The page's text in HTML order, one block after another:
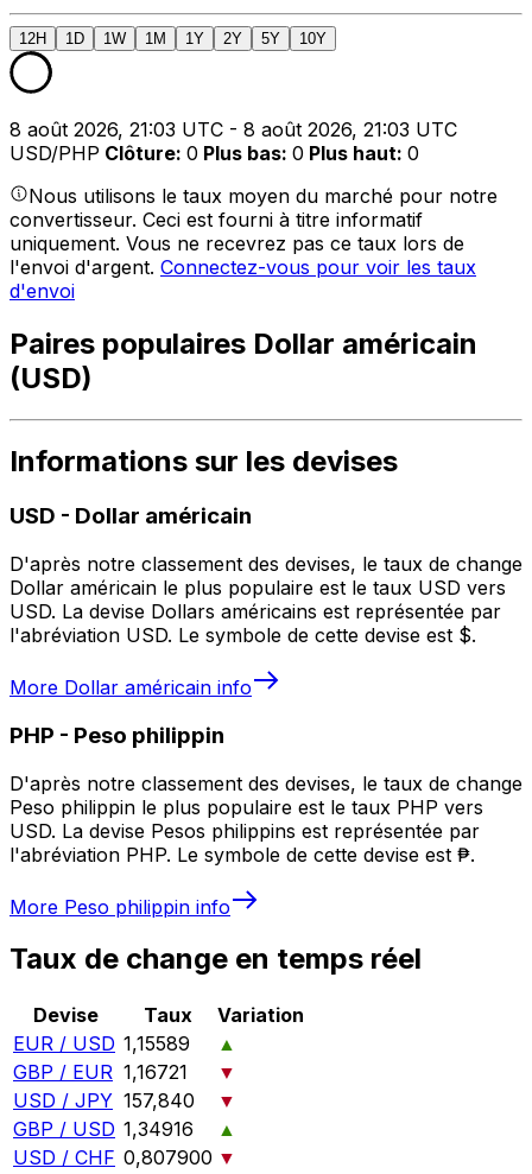
12H 1D 1W 1M 1Y 2Y 5Y 10Y
8 août 2026, 21:03 UTC - 8 août 2026, 21:03 UTC
USD/PHP Clôture: 0 Plus bas: 0 Plus haut: 0
Nous utilisons le taux moyen du marché pour notre
convertisseur. Ceci est fourni à titre informatif
uniquement. Vous ne recevrez pas ce taux lors de
l'envoi d'argent. Connectez-vous pour voir les taux
d'envoi
Paires populaires Dollar américain
(USD)
Informations sur les devises
USD - Dollar américain
D'après notre classement des devises, le taux de change
Dollar américain le plus populaire est le taux USD vers
USD. La devise Dollars américains est représentée par
l'abréviation USD. Le symbole de cette devise est $.
More Dollar américain info
PHP - Peso philippin
D'après notre classement des devises, le taux de change
Peso philippin le plus populaire est le taux PHP vers
USD. La devise Pesos philippins est représentée par
l'abréviation PHP. Le symbole de cette devise est ₱.
More Peso philippin info
Taux de change en temps réel
Devise Taux
Variation
EUR / USD 1,15589
▲
GBP / EUR 1,16721
▼
USD / JPY 157,840
▼
GBP / USD 1,34916
▲
USD / CHF 0,807900 ▼